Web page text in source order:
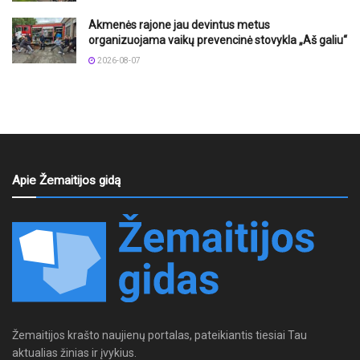
Akmenės rajone jau devintus metus
organizuojama vaikų prevencinė stovykla „Aš galiu“
2026-08-07
Apie Žemaitijos gidą
Žemaitijos krašto naujienų portalas, pateikiantis tiesiai Tau
aktualias žinias ir įvykius.